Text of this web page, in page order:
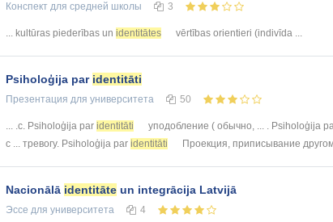
Конспект для средней школы 3
... kultūras piederības un identitātes vērtības orientieri (indivīda ...
Psiholoģija par identitāti
Презентация для университета 50
... .c. Psiholoģija par identitāti уподобление ( обычно, ... . Psiholoģija
с ... тревогу. Psiholoģija par identitāti Проекция, приписывание
Nacionālā identitāte un integrācija Latvijā
Эссе для университета 4